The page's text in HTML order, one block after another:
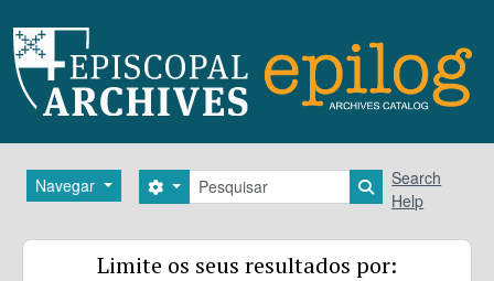
Navegar Pesquisar
Search options Search in
Search
Help
Limite os seus resultados por: